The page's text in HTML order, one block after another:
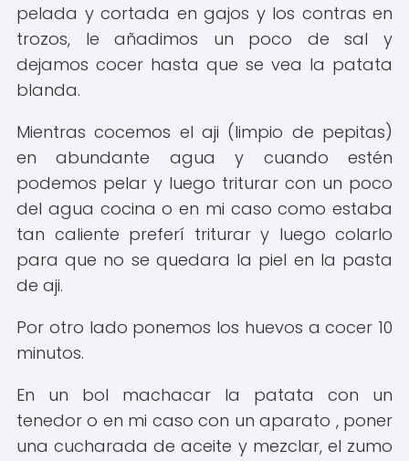
pelada y cortada en gajos y los contras en
trozos, le añadimos un poco de sal y
dejamos cocer hasta que se vea la patata
blanda.
Mientras cocemos el aji (limpio de pepitas)
en abundante agua y cuando estén
podemos pelar y luego triturar con un poco
del agua cocina o en mi caso como estaba
tan caliente preferí triturar y luego colarlo
para que no se quedara la piel en la pasta
de aji.
Por otro lado ponemos los huevos a cocer 10
minutos.
En un bol machacar la patata con un
tenedor o en mi caso con un aparato , poner
una cucharada de aceite y mezclar, el zumo